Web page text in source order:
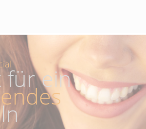
für ein